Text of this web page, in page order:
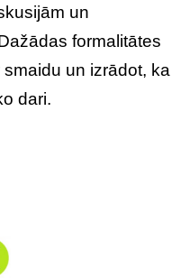
un
formalitātes
un izrādot, ka
dari.